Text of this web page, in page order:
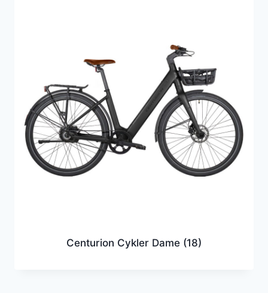
Centurion Cykler Dame (18)